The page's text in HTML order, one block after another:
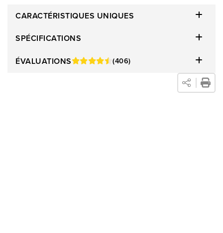
une grande variété de styles. Faisant partie de la collection de
meubles Fava, ce sofa peut être jumelé avec le tabouret, le
entièrement coordonnée, considérez l'ensemble complet de
salle de séjour de 3 mcx Fava, créant un aspect harmonieux
et sophistiqué qui rehausse l'ambiance de votre foyer.
CARACTÉRISTIQUES UNIQUES
SPÉCIFICATIONS
ÉVALUATIONS
(406)